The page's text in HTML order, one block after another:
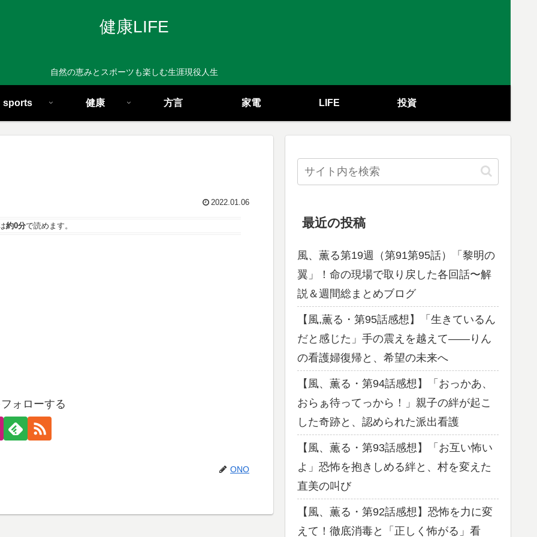
健康LIFE
自然の恵みとスポーツも楽しむ生涯現役人生
sports 健康 方言 家電 LIFE 投資
2022.01.06
約0分で読めます。
ォローする
ONO
最近の投稿
風、薫る第19週（第91第95話）「黎明の
翼」！命の現場で取り戻した各回話〜解
説＆週間総まとめブログ
【風,薫る・第95話感想】「生きているん
だと感じた」手の震えを越えて——りん
の看護婦復帰と、希望の未来へ
【風、薫る・第94話感想】「おっかあ、
おらぁ待ってっから！」親子の絆が起こ
した奇跡と、認められた派出看護
【風、薫る・第93話感想】「お互い怖い
よ」恐怖を抱きしめる絆と、村を変えた
直美の叫び
【風、薫る・第92話感想】恐怖を力に変
えて！徹底消毒と「正しく怖がる」看